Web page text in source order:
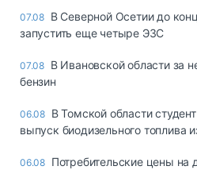
07.08 В Северной Осетии до
запустить еще четыре ЭЗС
07.08 В Ивановской области за
бензин
06.08 В Томской области
выпуск биодизельного топлива
06.08 Потребительские цены на